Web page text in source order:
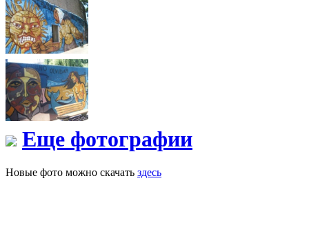
Еще фотографии
Новые фото можно скачать здесь